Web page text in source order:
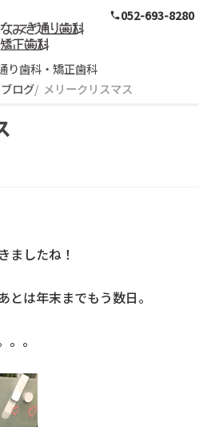
スタッフブログ
phone052-693-8280
り歯科・矯正歯科
ログ
メリークリスマス
ましたね！
とは年末までもう数日。
。